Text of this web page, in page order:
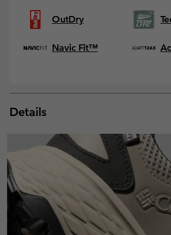
OutDry
Navic Fit™
Details